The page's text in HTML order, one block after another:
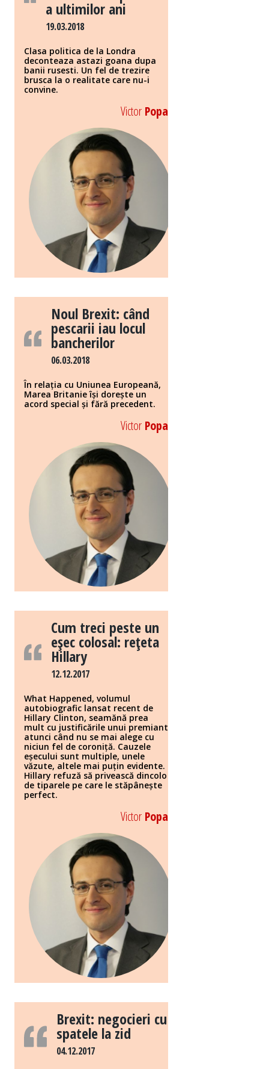
a ultimilor ani
19.03.2018
Clasa politica de la Londra
deconteaza astazi goana dupa
banii rusesti. Un fel de trezire
brusca la o realitate care nu-i
convine.
Victor Popa
Noul Brexit: când
pescarii iau locul
bancherilor
06.03.2018
În relația cu Uniunea Europeană,
Marea Britanie își dorește un
acord special și fără precedent.
Victor Popa
Cum treci peste un
eşec colosal: reţeta
Hillary
12.12.2017
What Happened, volumul
autobiografic lansat recent de
Hillary Clinton, seamănă prea
mult cu justificările unui premiant
atunci când nu se mai alege cu
niciun fel de coroniță. Cauzele
eșecului sunt multiple, unele
văzute, altele mai puțin evidente.
Hillary refuză să privească dincolo
de tiparele pe care le stăpânește
perfect.
Victor Popa
Brexit: negocieri cu
spatele la zid
04.12.2017